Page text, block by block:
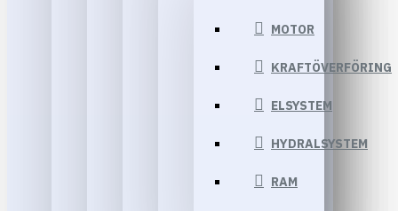
MOTOR
KRAFTÖVERFÖRING
ELSYSTEM
HYDRALSYSTEM
RAM